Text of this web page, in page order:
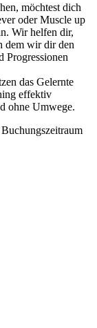
möchtest dich
oder Muscle up
Wir helfen dir,
dem wir dir den
Progressionen
das Gelernte
effektiv
ohne Umwege.